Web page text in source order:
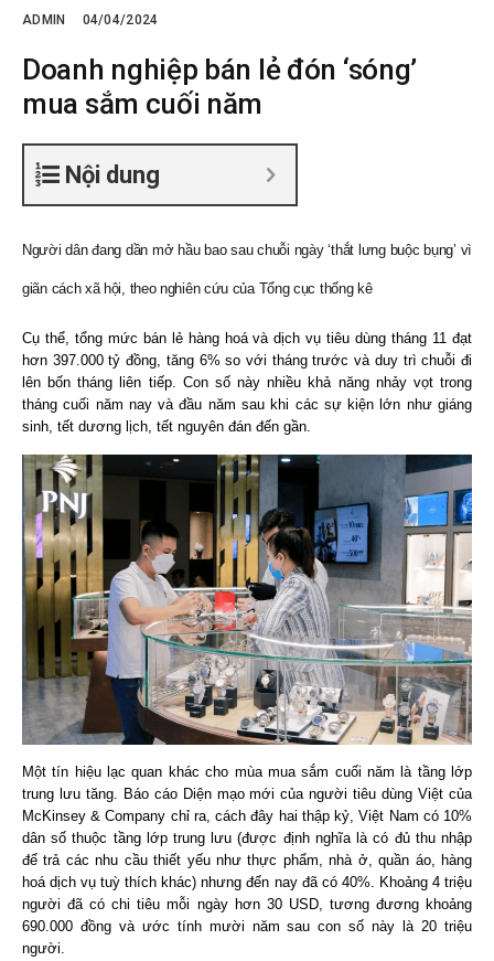
ADMIN 04/04/2024
Doanh nghiệp bán lẻ đón ‘sóng’
mua sắm cuối năm
Nội dung
Người dân đang dần mở hầu bao sau chuỗi ngày ‘thắt lưng buộc bụng’ vì
giãn cách xã hội, theo nghiên cứu của Tổng cục thống kê
Cụ thể, tổng mức bán lẻ hàng hoá và dịch vụ tiêu dùng tháng 11 đạt
hơn 397.000 tỷ đồng, tăng 6% so với tháng trước và duy trì chuỗi đi
lên bốn tháng liên tiếp. Con số này nhiều khả năng nhảy vọt trong
tháng cuối năm nay và đầu năm sau khi các sự kiện lớn như giáng
sinh, tết dương lịch, tết nguyên đán đến gần.
Một tín hiệu lạc quan khác cho mùa mua sắm cuối năm là tầng lớp
trung lưu tăng. Báo cáo Diện mạo mới của người tiêu dùng Việt của
McKinsey & Company chỉ ra, cách đây hai thập kỷ, Việt Nam có 10%
dân số thuộc tầng lớp trung lưu (được định nghĩa là có đủ thu nhập
để trả các nhu cầu thiết yếu như thực phẩm, nhà ở, quần áo, hàng
hoá dịch vụ tuỳ thích khác) nhưng đến nay đã có 40%. Khoảng 4 triệu
người đã có chi tiêu mỗi ngày hơn 30 USD, tương đương khoảng
690.000 đồng và ước tính mười năm sau con số này là 20 triệu
người.